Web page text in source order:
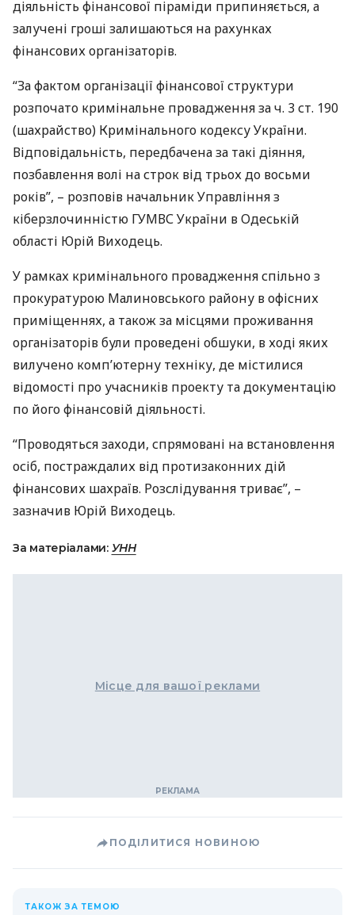
діяльність фінансової піраміди припиняється, а
залучені гроші залишаються на рахунках
фінансових організаторів.
“За фактом організації фінансової структури
розпочато кримінальне провадження за ч. 3 ст. 190
(шахрайство) Кримінального кодексу України.
Відповідальність, передбачена за такі діяння,
позбавлення волі на строк від трьох до восьми
років”, – розповів начальник Управління з
кіберзлочинністю ГУМВСУкраїни в Одеській
області Юрій Виходець.
У рамках кримінального провадження спільно з
прокуратурою Малиновського району в офісних
приміщеннях, а також за місцями проживання
організаторів були проведені обшуки, в ході яких
вилучено комп’ютерну техніку, де містилися
відомості про учасників проекту та документацію
по його фінансовій діяльності.
“Проводяться заходи, спрямовані на встановлення
осіб, постраждалих від протизаконних дій
фінансових шахраїв. Розслідування триває”, –
зазначив Юрій Виходець.
За матеріалами: УНН
Місце для вашої реклами
ПОДІЛИТИСЯ НОВИНОЮ
ТАКОЖ ЗА ТЕМОЮ